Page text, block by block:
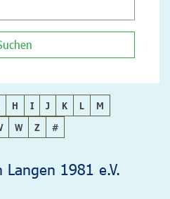
H I J K L
M
W Z #
1981 e.V.